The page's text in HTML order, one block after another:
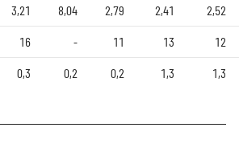
3,21 8,04 2,79 2,41 2,52
16 - 11 13 12
0,3 0,2 0,2 1,3 1,3